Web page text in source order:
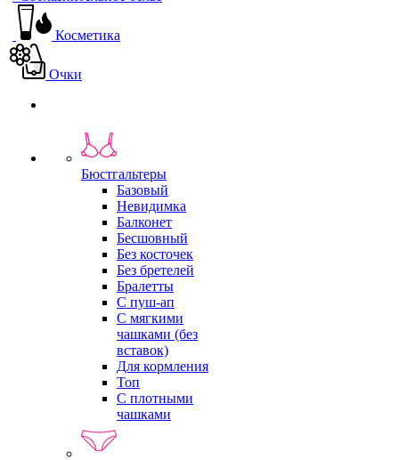
Косметика
Очки
Бюстгальтеры
Базовый
Невидимка
Балконет
Бесшовный
Без косточек
Без бретелей
Бралетты
С пуш-ап
С мягкими
чашками (без
вставок)
Для кормления
Топ
С плотными
чашками